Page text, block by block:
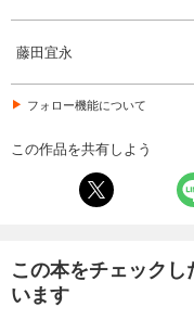
藤田宜永
フォロー機能について
この作品を共有しよう
この本をチェック
います